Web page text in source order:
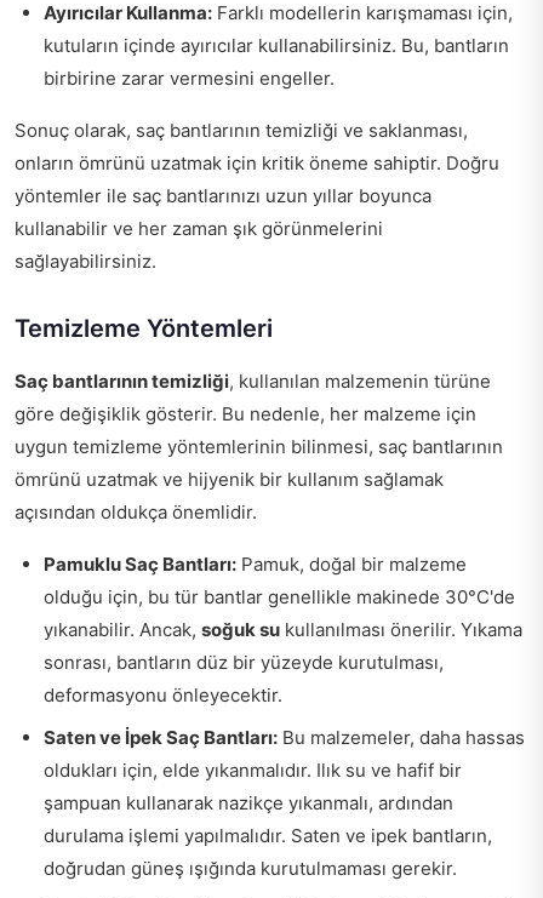
Ayırıcılar Kullanma: Farklı modellerin karışmaması için,
kutuların içinde ayırıcılar kullanabilirsiniz. Bu, bantların
birbirine zarar vermesini engeller.
Sonuç olarak, saç bantlarının temizliği ve saklanması,
onların ömrünü uzatmak için kritik öneme sahiptir. Doğru
yöntemler ile saç bantlarınızı uzun yıllar boyunca
kullanabilir ve her zaman şık görünmelerini
sağlayabilirsiniz.
Temizleme Yöntemleri
Saç bantlarının temizliği, kullanılan malzemenin türüne
göre değişiklik gösterir. Bu nedenle, her malzeme için
uygun temizleme yöntemlerinin bilinmesi, saç bantlarının
ömrünü uzatmak ve hijyenik bir kullanım sağlamak
açısından oldukça önemlidir.
Pamuklu Saç Bantları: Pamuk, doğal bir malzeme
olduğu için, bu tür bantlar genellikle makinede 30°C'de
yıkanabilir. Ancak, soğuk su kullanılması önerilir. Yıkama
sonrası, bantların düz bir yüzeyde kurutulması,
deformasyonu önleyecektir.
Saten ve İpek Saç Bantları: Bu malzemeler, daha hassas
oldukları için, elde yıkanmalıdır. Ilık su ve hafif bir
şampuan kullanarak nazikçe yıkanmalı, ardından
durulama işlemi yapılmalıdır. Saten ve ipek bantların,
doğrudan güneş ışığında kurutulmaması gerekir.